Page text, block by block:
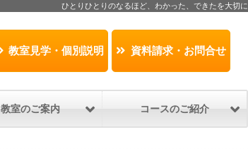
ひとりひとりのなるほど、わかった、できたを大切に
教室見学・個別説明 資料請求・お問合せ
教室のご案内 コースのご紹介